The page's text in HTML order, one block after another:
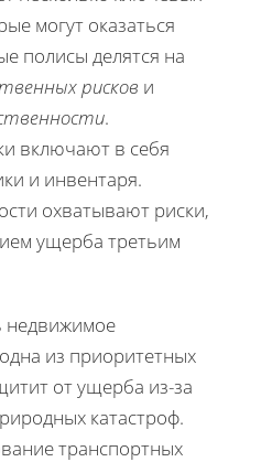
могут оказаться
полисы делятся на
рисков и
.
включают в себя
и инвентаря.
охватывают риски,
ущерба третьим
недвижимое
из приоритетных
от ущерба из-за
катастроф.
транспортных